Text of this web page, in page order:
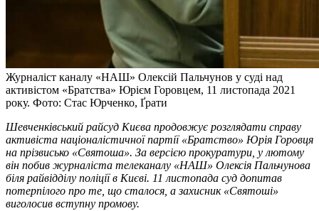
Журналіст каналу «НАШ» Олексій Пальчунов у суді над
активістом «Братства» Юрієм Горовцем, 11 листопада 2021
року. Фото: Стас Юрченко, Ґрати
Шевченківський райсуд Києва продовжує розглядати справу
активіста націоналістичної партії «Братство» Юрія Горовця
на прізвисько «Святоша». За версією прокуратури, у лютому
він побив журналіста телеканалу «НАШ» Олексія Пальчунова
біля райвідділу поліції в Києві. 11 листопада суд допитав
потерпілого про те, що сталося, а захисник «Святоші»
виголосив вступну промову.